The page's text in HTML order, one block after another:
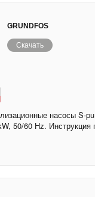
GRUNDFOS
Скачать
насосы S-
50/60 Hz. Инструкция